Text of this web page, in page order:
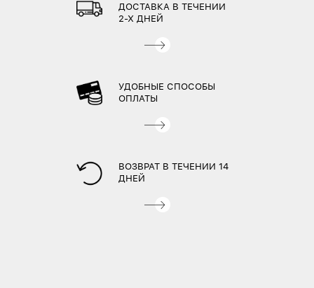
ДОСТАВКА В ТЕЧЕНИИ
2-Х ДНЕЙ
УДОБНЫЕ СПОСОБЫ
ОПЛАТЫ
ВОЗВРАТ В ТЕЧЕНИИ 14
ДНЕЙ